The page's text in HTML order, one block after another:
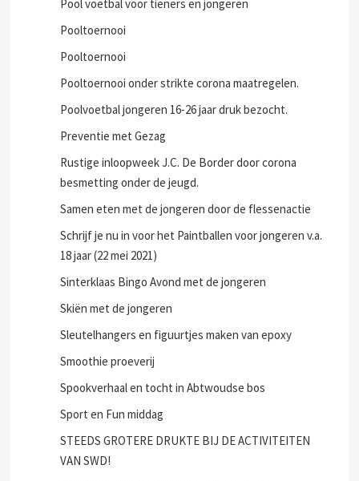
Pool voetbal voor tieners en jongeren
Pooltoernooi
Pooltoernooi
Pooltoernooi onder strikte corona maatregelen.
Poolvoetbal jongeren 16-26 jaar druk bezocht.
Preventie met Gezag
Rustige inloopweek J.C. De Border door corona
besmetting onder de jeugd.
Samen eten met de jongeren door de flessenactie
Schrijf je nu in voor het Paintballen voor jongeren v.a.
18 jaar (22 mei 2021)
Sinterklaas Bingo Avond met de jongeren
Skiën met de jongeren
Sleutelhangers en figuurtjes maken van epoxy
Smoothie proeverij
Spookverhaal en tocht in Abtwoudse bos
Sport en Fun middag
STEEDS GROTERE DRUKTE BIJ DE ACTIVITEITEN
VAN SWD!